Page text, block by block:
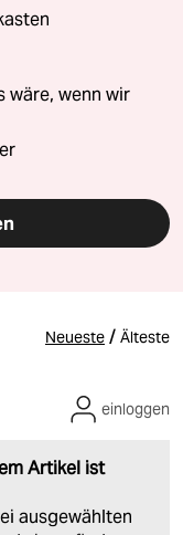
wäre, wenn wir
Neueste / Älteste
Artikel ist
ausgewählten
einloggen